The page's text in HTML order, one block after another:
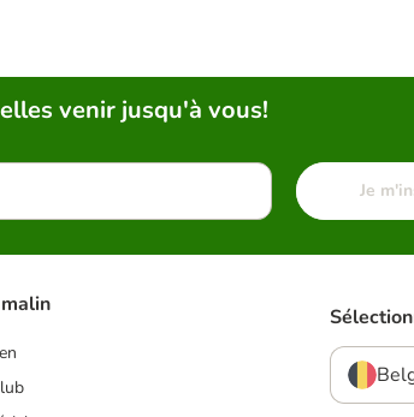
venir jusqu'à vous!
Je